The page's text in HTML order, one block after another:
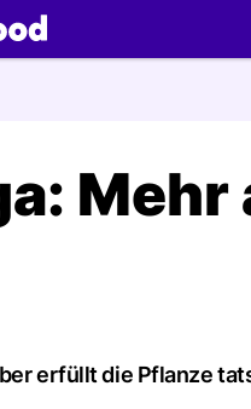
Mehr
erfüllt die Pflanze